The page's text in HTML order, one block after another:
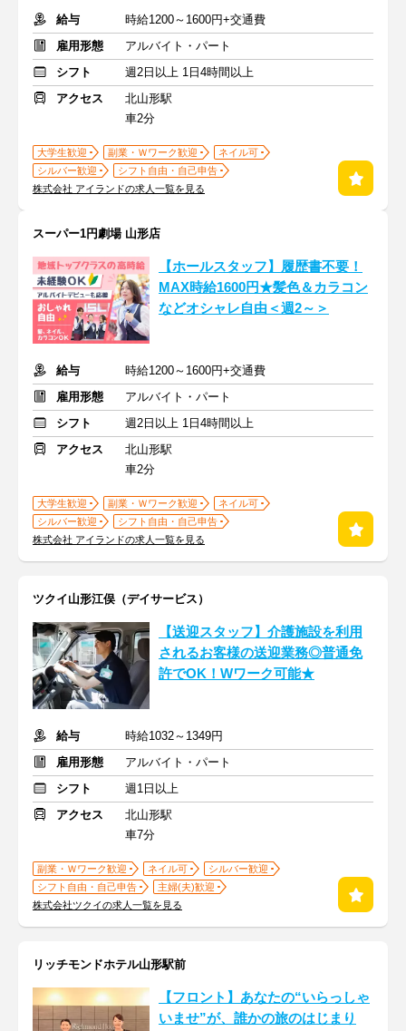
給与
時給1200～1600円+交通費
雇用形態
アルバイト・パート
シフト
週2日以上 1日4時間以上
アクセス
北山形駅
車2分
大学生歓迎 副業・Ｗワーク歓迎
ネイル可
シルバー歓迎
シフト自由・自己申告
株式会社 アイランドの求人一覧を見る
スーパー1円劇場 山形店
【ホールスタッフ】履歴書不要！
MAX時給1600円★髪色＆カラコン
などオシャレ自由＜週2～＞
給与
時給1200～1600円+交通費
雇用形態
アルバイト・パート
シフト
週2日以上 1日4時間以上
アクセス
北山形駅
車2分
大学生歓迎 副業・Ｗワーク歓迎
ネイル可
シルバー歓迎
シフト自由・自己申告
株式会社 アイランドの求人一覧を見る
ツクイ山形江俣（デイサービス）
【送迎スタッフ】介護施設を利用
されるお客様の送迎業務◎普通免
許でOK！Wワーク可能★
給与
時給1032～1349円
雇用形態
アルバイト・パート
シフト
週1日以上
アクセス
北山形駅
車7分
副業・Ｗワーク歓迎 ネイル可
シルバー歓迎
シフト自由・自己申告
主婦(夫)歓迎
株式会社ツクイの求人一覧を見る
リッチモンドホテル山形駅前
【フロント】あなたの“いらっしゃ
いませ”が、誰かの旅のはじまり